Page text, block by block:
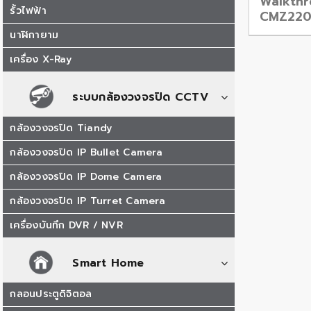
รั้วไฟฟ้า
นาฬิกายาม
เครื่อง X-Ray
ระบบกล้องวงจรปิด CCTV
กล้องวงจรปิด Tiandy
กล้องวงจรปิด IP Bullet Camera
กล้องวงจรปิด IP Dome Camera
กล้องวงจรปิด IP Turret Camera
เครื่องบันทึก DVR / NVR
Smart Home
กลอนประตูดิจิตอล